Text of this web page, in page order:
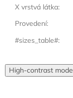
X vrstvá látka:
Provedení:
#sizes_table#:
High-contrast mode